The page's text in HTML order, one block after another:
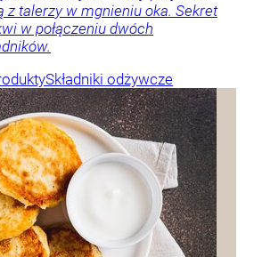
z talerzy w mgnieniu oka. Sekret
w połączeniu dwóch
Składniki odżywcze